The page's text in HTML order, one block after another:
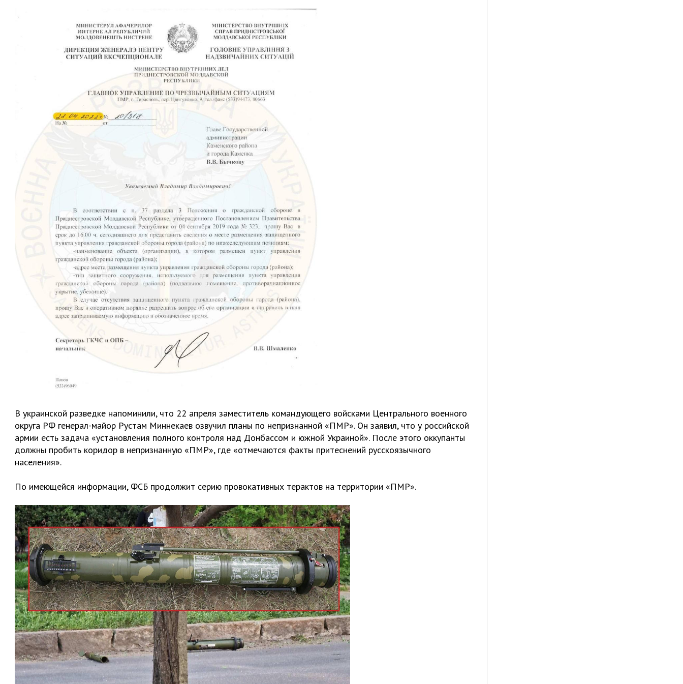
В украинской разведке напоминили, что 22 апреля заместитель командующего войсками Центрального военного
округа РФ генерал-майор Рустам Миннекаев озвучил планы по непризнанной «ПМР». Он заявил, что у российской
армии есть задача «установления полного контроля над Донбассом и южной Украиной». После этого оккупанты
должны пробить коридор в непризнанную «ПМР», где «отмечаются факты притеснений русскоязычного
населения».
По имеющейся информации, ФСБ продолжит серию провокативных терактов на территории «ПМР».